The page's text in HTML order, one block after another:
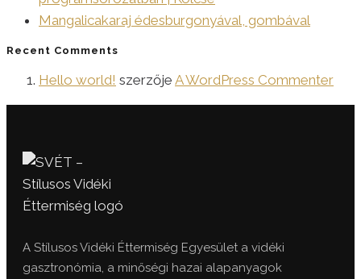
Mangalicakaraj édesburgonyával, gombával
Recent Comments
Hello world! szerzője A WordPress Commenter
A Stílusos Vidéki Éttermiség Egyesület a vidéki
gasztronómia, a minőségi hazai alapanyagok